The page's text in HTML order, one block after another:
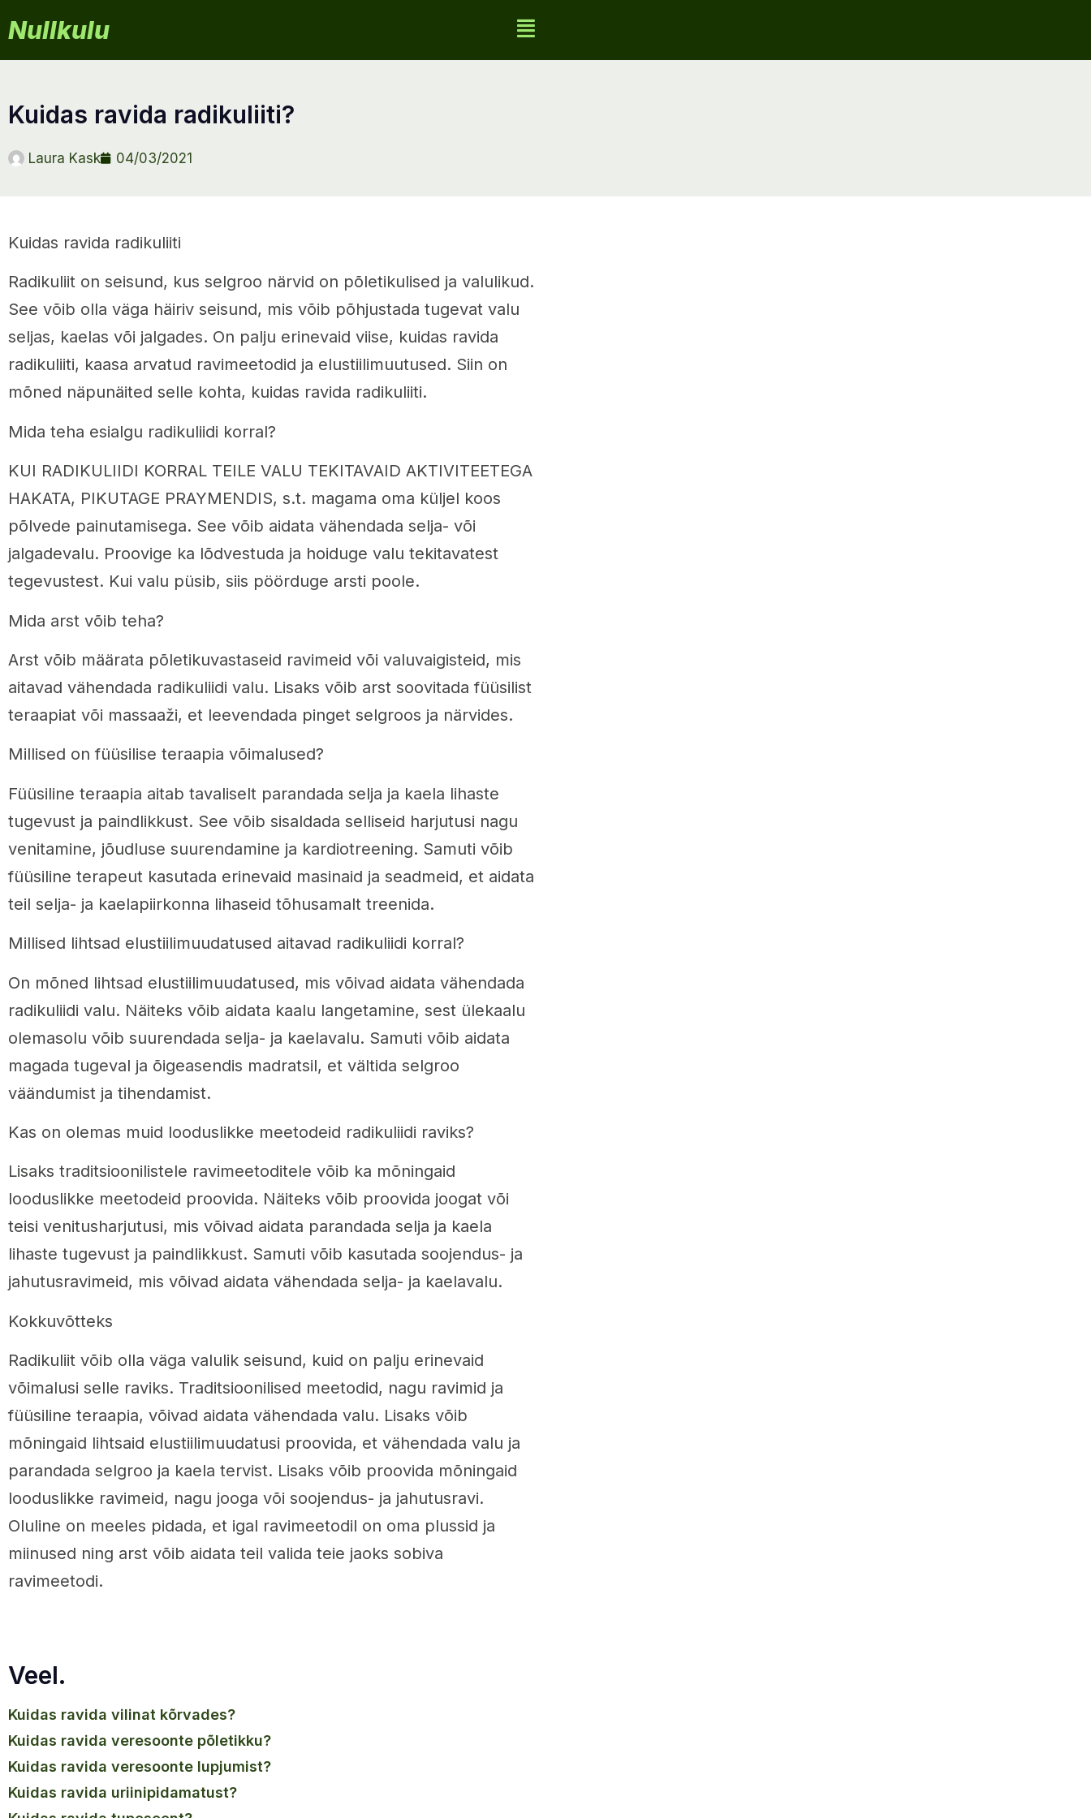
Nullkulu
kuidas ravida radikuliiti?
Laura Kask 04/03/2021
Kuidas ravida radikuliiti
Radikuliit on seisund, kus selgroo närvid on põletikulised ja valulikud.
See võib olla väga häiriv seisund, mis võib põhjustada tugevat valu
seljas, kaelas või jalgades. On palju erinevaid viise, kuidas ravida
radikuliiti, kaasa arvatud ravimeetodid ja elustiilimuutused. Siin on
mõned näpunäited selle kohta, kuidas ravida radikuliiti.
Mida teha esialgu radikuliidi korral?
KUI RADIKULIIDI KORRAL TEILE VALU TEKITAVAID AKTIVITEETEGA
HAKATA, PIKUTAGE PRAYMENDIS, s.t. magama oma küljel koos
põlvede painutamisega. See võib aidata vähendada selja- või
jalgadevalu. Proovige ka lõdvestuda ja hoiduge valu tekitavatest
tegevustest. Kui valu püsib, siis pöörduge arsti poole.
Mida arst võib teha?
Arst võib määrata põletikuvastaseid ravimeid või valuvaigisteid, mis
aitavad vähendada radikuliidi valu. Lisaks võib arst soovitada füüsilist
teraapiat või massaaži, et leevendada pinget selgroos ja närvides.
Millised on füüsilise teraapia võimalused?
Füüsiline teraapia aitab tavaliselt parandada selja ja kaela lihaste
tugevust ja paindlikkust. See võib sisaldada selliseid harjutusi nagu
venitamine, jõudluse suurendamine ja kardiotreening. Samuti võib
füüsiline terapeut kasutada erinevaid masinaid ja seadmeid, et aidata
teil selja- ja kaelapiirkonna lihaseid tõhusamalt treenida.
Millised lihtsad elustiilimuudatused aitavad radikuliidi korral?
On mõned lihtsad elustiilimuudatused, mis võivad aidata vähendada
radikuliidi valu. Näiteks võib aidata kaalu langetamine, sest ülekaalu
olemasolu võib suurendada selja- ja kaelavalu. Samuti võib aidata
magada tugeval ja õigeasendis madratsil, et vältida selgroo
väändumist ja tihendamist.
Kas on olemas muid looduslikke meetodeid radikuliidi raviks?
Lisaks traditsioonilistele ravimeetoditele võib ka mõningaid
looduslikke meetodeid proovida. Näiteks võib proovida joogat või
teisi venitusharjutusi, mis võivad aidata parandada selja ja kaela
lihaste tugevust ja paindlikkust. Samuti võib kasutada soojendus- ja
jahutusravimeid, mis võivad aidata vähendada selja- ja kaelavalu.
Kokkuvõtteks
Radikuliit võib olla väga valulik seisund, kuid on palju erinevaid
võimalusi selle raviks. Traditsioonilised meetodid, nagu ravimid ja
füüsiline teraapia, võivad aidata vähendada valu. Lisaks võib
mõningaid lihtsaid elustiilimuudatusi proovida, et vähendada valu ja
parandada selgroo ja kaela tervist. Lisaks võib proovida mõningaid
looduslikke ravimeid, nagu jooga või soojendus- ja jahutusravi.
Oluline on meeles pidada, et igal ravimeetodil on oma plussid ja
miinused ning arst võib aidata teil valida teie jaoks sobiva
ravimeetodi.
Veel.
kuidas ravida vilinat kõrvades?
kuidas ravida veresoonte põletikku?
kuidas ravida veresoonte lupjumist?
kuidas ravida uriinipidamatust?